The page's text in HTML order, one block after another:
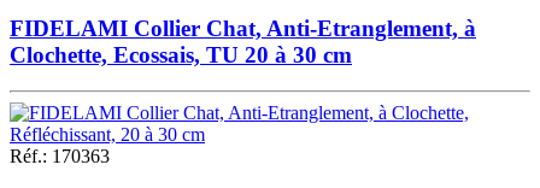
FIDELAMI Collier Chat, Anti-Etranglement, à
Clochette, Ecossais, TU 20 à 30 cm
Réf.: 170363